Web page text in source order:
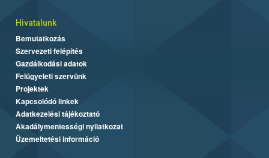
Hivatalunk
Bemutatkozás
Szervezeti felépítés
Gazdálkodási adatok
Felügyeleti szervünk
Projektek
Kapcsolódó linkek
Adatkezelési tájékoztató
Akadálymentességi nyilatkozat
Üzemeltetési információ